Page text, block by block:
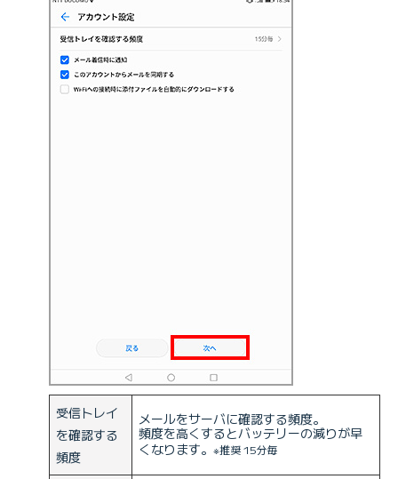
受信トレイ
を確認する
頻度
メールをサーバに確認する頻度。
頻度を高くするとバッテリーの減りが早
くなります。 ※推奨 15分毎